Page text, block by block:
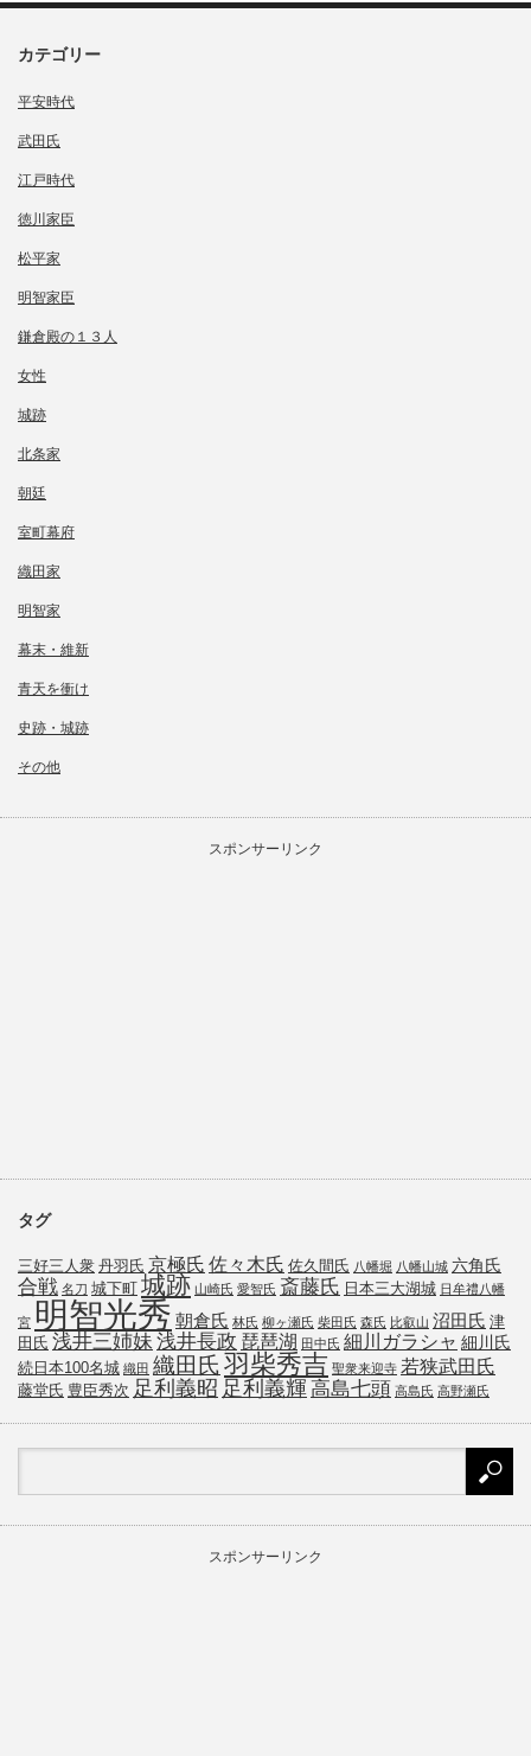
カテゴリー
平安時代
武田氏
江戸時代
徳川家臣
松平家
明智家臣
鎌倉殿の１３人
女性
城跡
北条家
朝廷
室町幕府
織田家
明智家
幕末・維新
青天を衝け
史跡・城跡
その他
スポンサーリンク
タグ
三好三人衆 丹羽氏 京極氏 佐々木氏 佐久間氏 八幡堀 八幡山城 六角氏
合戦 名刀 城下町 城跡 山崎氏 愛智氏 斎藤氏 日本三大湖城 日牟禮八幡
宮 明智光秀 朝倉氏 林氏 柳ヶ瀬氏 柴田氏 森氏 比叡山 沼田氏 津
田氏 浅井三姉妹 浅井長政 琵琶湖 田中氏 細川ガラシャ 細川氏
続日本100名城 織田 織田氏 羽柴秀吉 聖衆来迎寺 若狭武田氏
藤堂氏 豊臣秀次 足利義昭 足利義輝高島七頭 高島氏 高野瀬氏
スポンサーリンク